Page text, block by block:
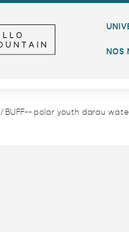
NOS
polar
/ BUFF-- polar youth darau